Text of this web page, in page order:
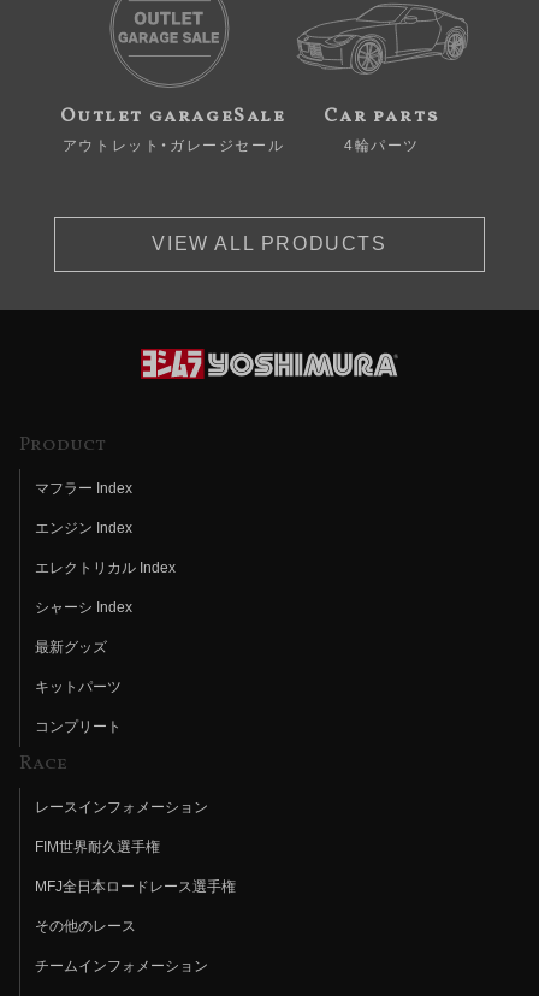
Outlet garageSale
アウトレット・ガレージセール
Car parts
4輪パーツ
VIEW ALL PRODUCTS
Product
マフラー Index
エンジン Index
エレクトリカル Index
シャーシ Index
最新グッズ
キットパーツ
コンプリート
Race
レースインフォメーション
FIM世界耐久選手権
MFJ全日本ロードレース選手権
その他のレース
チームインフォメーション